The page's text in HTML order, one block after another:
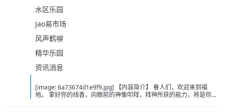
水区乐园
Jao易市场
风声鹤唳
精华乐园
资讯消息
[image: 6a73674d1e9f9.jpg] 【内容简介】 眷人们，欢迎来到福
地。 拿好你的线香，向眼前的神像叩拜，拜神所获的能力，将是你们